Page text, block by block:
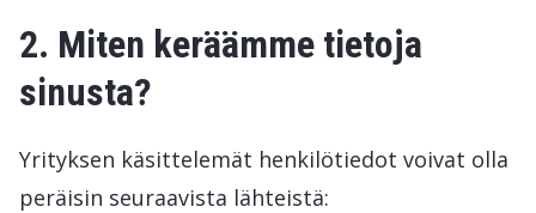
2. Miten keräämme tietoja
sinusta?
Yrityksen käsittelemät henkilötiedot voivat olla
peräisin seuraavista lähteistä: